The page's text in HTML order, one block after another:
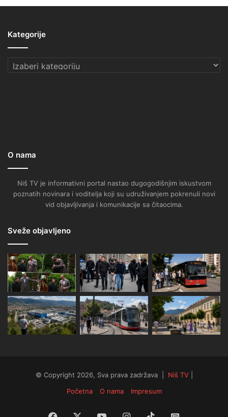
Kategorije
Kategorije
O nama
Niš TV je informativni portal nastao dugogodišnjim iskustvom
poznatih novinara i voditelja koji su udruživanjem pokrenuli novi
vid objavljivanja i komunikacije sa čitaocima.
Sveže objavljeno
© Copyright 2026, Sva prava zadržava | Niš TV|
Početna
O nama Impresum